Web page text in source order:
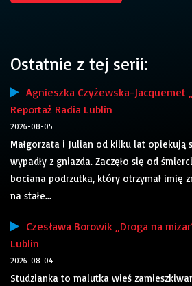
Ostatnie z tej serii:
Agnieszka Czyżewska-Jacquemet
Reportaż Radia Lublin
2026-08-05
Małgorzata i Julian od kilku lat opiekują
wypadły z gniazda. Zaczęło się od
bociana podrzutka, który otrzymał imię
na stałe...
Czesława Borowik „Droga na
Lublin
2026-08-04
Studzianka to malutka wieś